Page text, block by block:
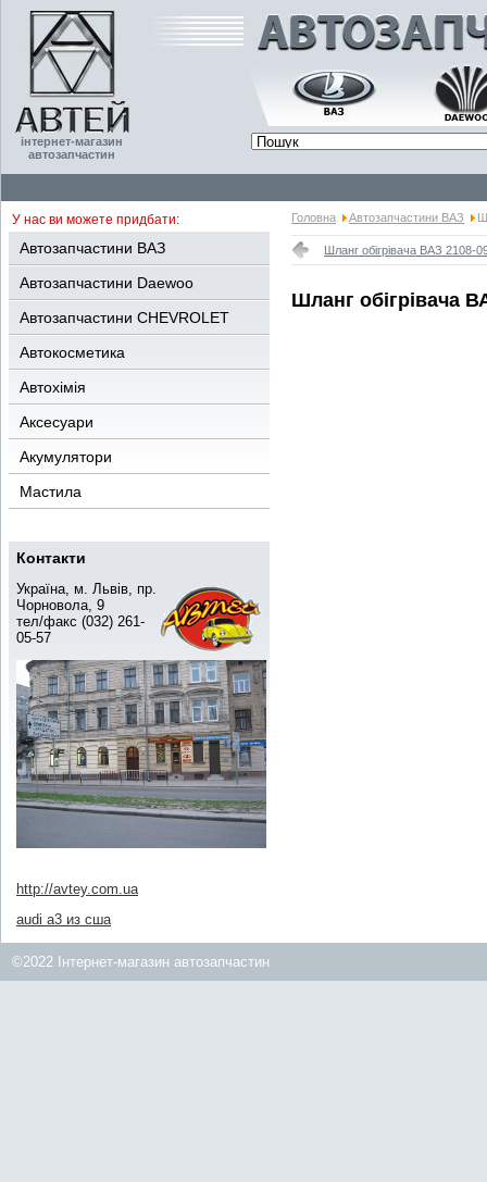
інтернет-магазин
автозапчастин
У нас ви можете придбати:
Автозапчастини ВАЗ
Автозапчастини Daewoo
Автозапчастини CHEVROLET
Автокосметика
Автохімія
Аксесуари
Акумулятори
Мастила
Контакти
Україна, м. Львів, пр.
Чорновола, 9
тел/факс (032) 261-
05-57
http://avtey.com.ua
audi a3 из сша
Головна Автозапчастини ВАЗ
Шланг обігрівача ВАЗ 2108-
Шланг обігрівача
©2022 Інтернет-магазин автозапчастин